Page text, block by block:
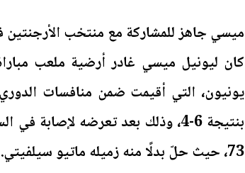
ميسي جاهز للمشاركة مع منتخب الأرجنتين في
كان ليونيل ميسي غادر أرضية ملعب
يونيون، التي أقيمت ضمن منافسات
بنتيجة 6-4، وذلك بعد تعرضه لإصابة
73، حيث حلّ بدلًا منه زميله ماتيو سيلفيتي.